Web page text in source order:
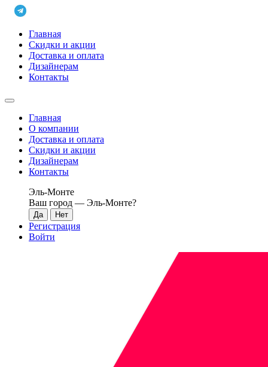
Главная
Скидки и акции
Доставка и оплата
Дизайнерам
Контакты
Главная
О компании
Доставка и оплата
Скидки и акции
Дизайнерам
Контакты
Эль-Монте
Ваш город — Эль-Монте?
Регистрация
Войти